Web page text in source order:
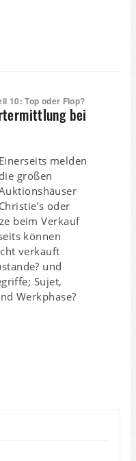
10: Top oder Flop?
bei
Einerseits melden
die großen
Christie’s oder
beim Verkauf
können
verkauft
und
Sujet,
Werkphase?